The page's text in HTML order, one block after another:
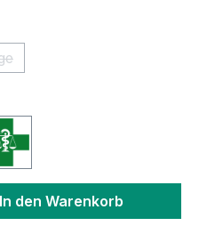
Option ist zurzeit nicht
(International)
Apothekenkreuz (Schweiz)
den
In den Warenkorb